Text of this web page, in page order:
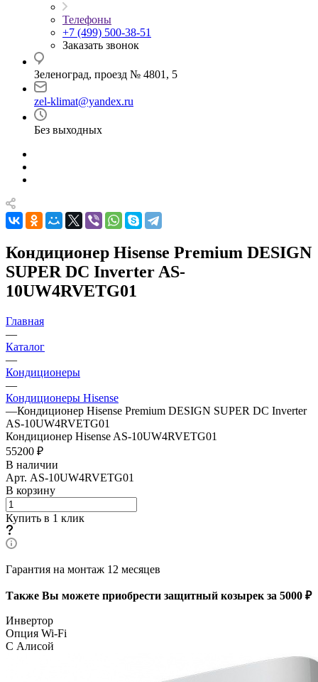
Телефоны
+7 (499) 500-38-51
Заказать звонок
Зеленоград, проезд № 4801, 5
zel-klimat@yandex.ru
Без выходных
Кондиционер Hisense Premium DESIGN
SUPER DC Inverter AS-
10UW4RVETG01
Главная
—
Каталог
—
Кондиционеры
—
Кондиционеры Hisense
—Кондиционер Hisense Premium DESIGN SUPER DC Inverter
AS-10UW4RVETG01
Кондиционер Hisense AS-10UW4RVETG01
55200 ₽
В наличии
Арт. AS-10UW4RVETG01
В корзину
Купить в 1 клик
Гарантия на монтаж 12 месяцев
Также Вы можете приобрести защитный козырек за 5000 ₽
Инвертор
Опция Wi-Fi
С Алисой